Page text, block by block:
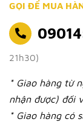
GỌI ĐỂ MUA
21h30)
* Giao hàng từ
nhận được) đối
* Giao hàng có